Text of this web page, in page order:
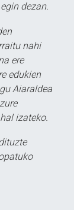
dezan.
nahi
ere
edukien
Aiaraldea
izateko.